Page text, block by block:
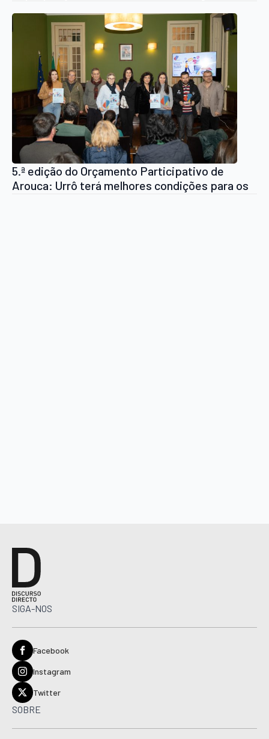
5.ª edição do Orçamento Participativo de
Arouca: Urrô terá melhores condições para os
SIGA-NOS
Facebook
Instagram
Twitter
SOBRE